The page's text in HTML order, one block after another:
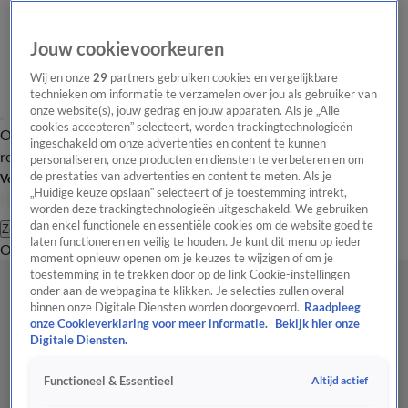
Overzicht Laatste nieuws Regionieuws Het beste van Hart
Tip de
redactie
Volg Hart van Nederland
Zoeken
OverzichtRegioUitzendingenWeerTip de redactiePanelVideo's
Jouw cookievoorkeuren
Wij en onze29 partners gebruiken cookies en vergelijkbare
technieken om informatie te verzamelen over jou als gebruiker van
onze website(s), jouw gedrag en jouw apparaten. Als je „Alle
cookies accepteren” selecteert, worden trackingtechnologieën
ingeschakeld om onze advertenties en content te kunnen
personaliseren, onze producten en diensten te verbeteren en om
de prestaties van advertenties en content te meten. Als je
„Huidige keuze opslaan” selecteert of je toestemming intrekt,
worden deze trackingtechnologieën uitgeschakeld. We gebruiken
dan enkel functionele en essentiële cookies om de website goed te
laten functioneren en veilig te houden. Je kunt dit menu op ieder
moment opnieuw openen om je keuzes te wijzigen of om je
toestemming in te trekken door op de link Cookie-instellingen
onder aan de webpagina te klikken. Je selecties zullen overal
binnen onze Digitale Diensten worden doorgevoerd. Raadpleeg
onze Cookieverklaring voor meer informatie.
Bekijk hier onze
Digitale Diensten.
Functioneel & Essentieel Altijd actief